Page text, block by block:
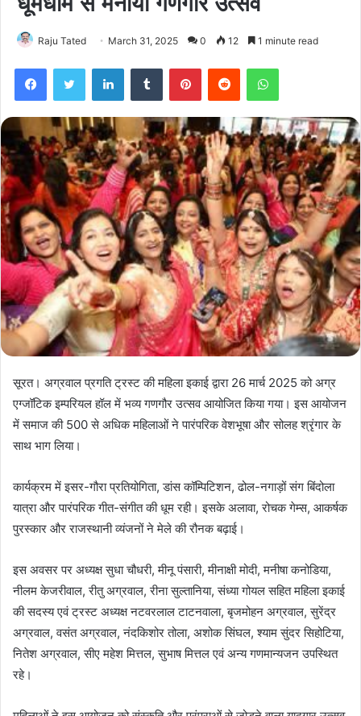
Raju Tated March 31, 2025 0 12 1 minute read
FacebookTwitter LinkedInTumblr PinterestReddit WhatsApp
सूरत। अग्रवाल प्रगति ट्रस्ट की महिला इकाई द्वारा 26 मार्च 2025 को अग्र
एग्जॉटिक इम्परियल हॉल में भव्य गणगौर उत्सव आयोजित किया गया। इस आयोजन
में समाज की 500 से अधिक महिलाओं ने पारंपरिक वेशभूषा और सोलह श्रृंगार के
साथ भाग लिया।
कार्यक्रम में इसर-गौरा प्रतियोगिता, डांस कॉम्पिटिशन, ढोल-नगाड़ों संग बिंदोला
यात्रा और पारंपरिक गीत-संगीत की धूम रही। इसके अलावा, रोचक गेम्स, आकर्षक
पुरस्कार और राजस्थानी व्यंजनों ने मेले की रौनक बढ़ाई।
इस अवसर पर अध्यक्ष सुधा चौधरी, मीनू पंसारी, मीनाक्षी मोदी, मनीषा कनोडिया,
नीलम केजरीवाल, रीतु अग्रवाल, रीना सुल्तानिया, संध्या गोयल सहित महिला इकाई
की सदस्य एवं ट्रस्ट अध्यक्ष नटवरलाल टाटनवाला, बृजमोहन अग्रवाल, सुरेंद्र
अग्रवाल, वसंत अग्रवाल, नंदकिशोर तोला, अशोक सिंघल, श्याम सुंदर सिहोटिया,
नितेश अग्रवाल, सीए महेश मित्तल, सुभाष मित्तल एवं अन्य गणमान्यजन उपस्थित
रहे।